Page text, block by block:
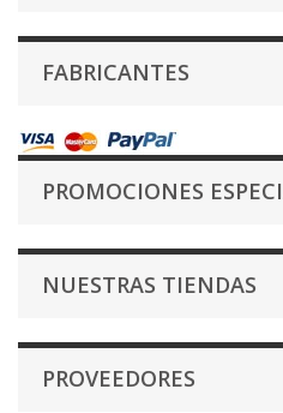
FABRICANTES
PROMOCIONES
NUESTRAS TIENDAS
PROVEEDORES